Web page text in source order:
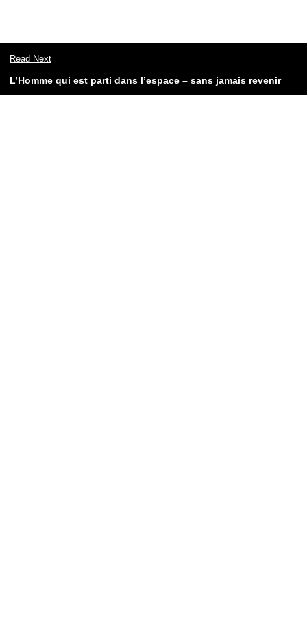
Read Next
L’Homme qui est parti dans l’espace – sans jamais revenir